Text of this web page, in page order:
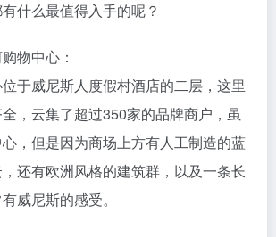
什么最值得入手的呢？
物中心：
于威尼斯人度假村酒店的二层，这里
，云集了超过350家的品牌商户，虽
，但是因为商场上方有人工制造的蓝
还有欧洲风格的建筑群，以及一条长
威尼斯的感受。